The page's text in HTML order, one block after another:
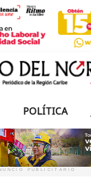
POLÍTICA
PUBLICITARIO